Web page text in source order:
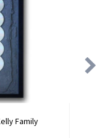
Family